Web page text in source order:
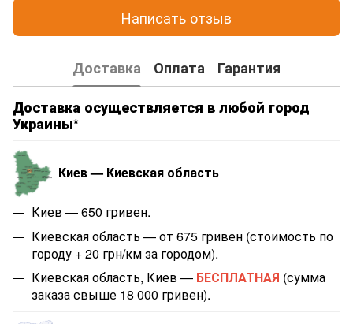
Написать отзыв
Доставка Оплата
Гарантия
Доставка осуществляется в любой город
Украины*
Киев — Киевская область
Киев — 650 гривен.
Киевская область — от 675 гривен (стоимость по
городу + 20 грн/км за городом).
Киевская область, Киев — БЕСПЛАТНАЯ (сумма
заказа свыше 18 000 гривен).